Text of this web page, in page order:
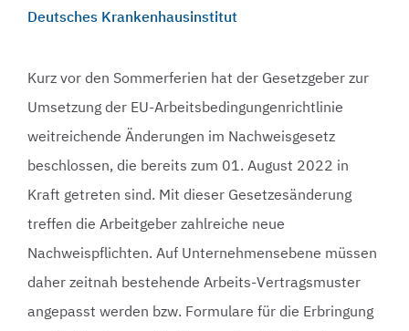
Deutsches Krankenhausinstitut
Kurz vor den Sommerferien hat der Gesetzgeber zur
Umsetzung der EU-Arbeitsbedingungenrichtlinie
weitreichende Änderungen im Nachweisgesetz
beschlossen, die bereits zum 01. August 2022 in
Kraft getreten sind. Mit dieser Gesetzesänderung
treffen die Arbeitgeber zahlreiche neue
Nachweispflichten. Auf Unternehmensebene müssen
daher zeitnah bestehende Arbeits-Vertragsmuster
angepasst werden bzw. Formulare für die Erbringung